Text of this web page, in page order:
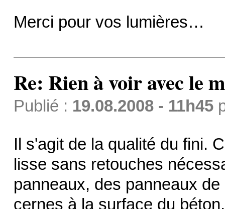
Merci pour vos lumières…
Re: Rien à voir avec le
Publié : 19.08.2008 - 11h45
Il s'agit de la qualité du fini.
lisse sans retouches
panneaux, des panneaux
cernes à la surface du